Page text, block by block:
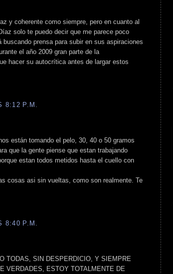
y coherente como siempre, pero en cuanto al
solo te puedo decir que me parece poco
prensa para subir en sus aspiraciones
el año 2009 gran parte de la
hacer su autocrítica antes de largar estos
8:12 P.M.
están tomando el pelo, 30, 40 o 50 gramos
que la gente piense que estan trabajando
estan todos metidos hasta el cuello con
cosas asi sin vueltas, como son realmente. Te
8:40 P.M.
TODAS, SIN DESPERDICIO, Y SIEMPRE
VERDADES, ESTOY TOTALMENTE DE